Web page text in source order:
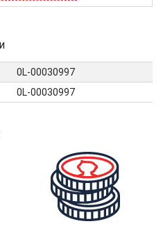
0L-00030997
0L-00030997